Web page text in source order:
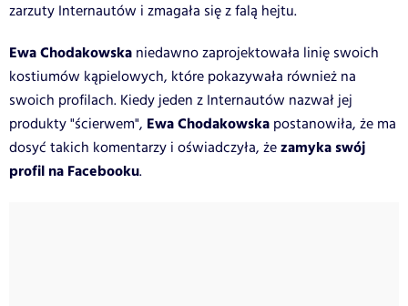
zarzuty Internautów i zmagała się z falą hejtu.
Ewa Chodakowska niedawno zaprojektowała linię swoich
kostiumów kąpielowych, które pokazywała również na
swoich profilach. Kiedy jeden z Internautów nazwał jej
produkty "ścierwem", Ewa Chodakowska postanowiła, że ma
dosyć takich komentarzy i oświadczyła, żezamyka swój
profil na Facebooku.